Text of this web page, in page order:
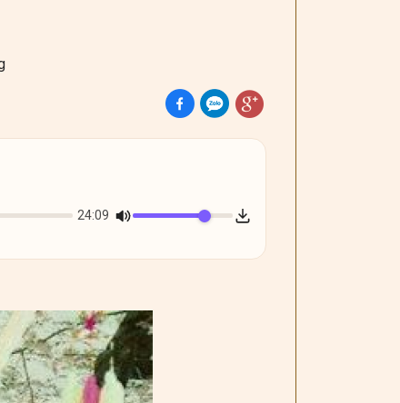
Kể chuyện và hát ru
24:09